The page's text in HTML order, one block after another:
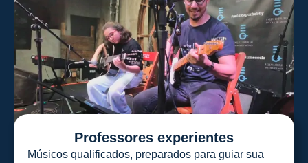
Professores experientes
Músicos qualificados, preparados para guiar sua